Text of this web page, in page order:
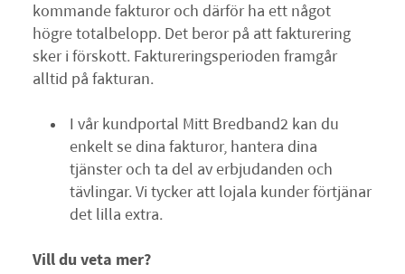
kommande fakturor och därför ha ett något
högre totalbelopp. Det beror på att fakturering
sker i förskott. Faktureringsperioden framgår
alltid på fakturan.
I vår kundportal Mitt Bredband2 kan du
enkelt se dina fakturor, hantera dina
tjänster och ta del av erbjudanden och
tävlingar. Vi tycker att lojala kunder förtjänar
det lilla extra.
Vill du veta mer?